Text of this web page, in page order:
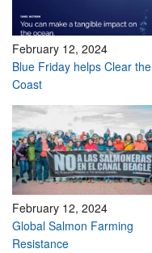
February 12, 2024
Blue Friday helps Clear the
Coast
February 12, 2024
Global Salmon Farming
Resistance